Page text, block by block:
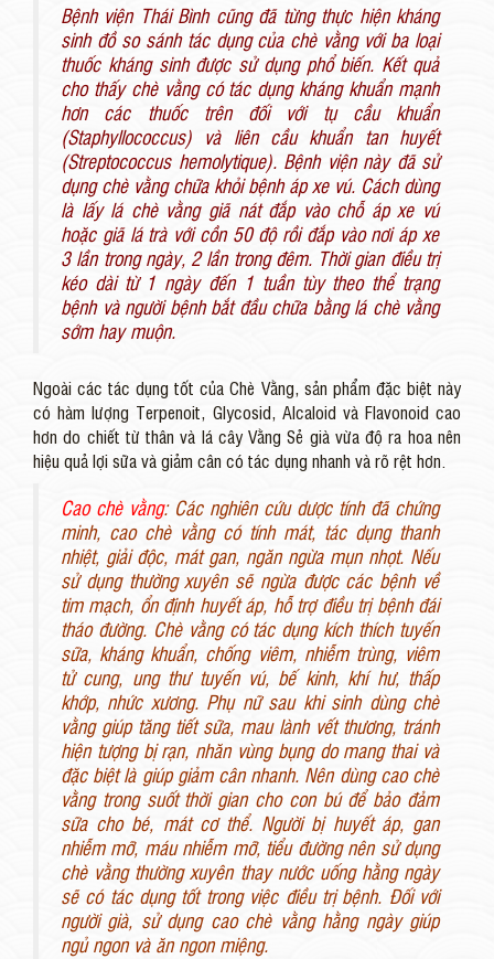
Bệnh viện Thái Bình cũng đã từng thực hiện kháng
sinh đồ so sánh tác dụng của chè vằng với ba loại
thuốc kháng sinh được sử dụng phổ biến. Kết quả
cho thấy chè vằng có tác dụng kháng khuẩn mạnh
hơn các thuốc trên đối với tụ cầu khuẩn
(Staphyllococcus) và liên cầu khuẩn tan huyết
(Streptococcus hemolytique). Bệnh viện này đã sử
dụng chè vằng chữa khỏi bệnh áp xe vú. Cách dùng
là lấy lá chè vằng giã nát đắp vào chỗ áp xe vú
hoặc giã lá trà với cồn 50 độ rồi đắp vào nơi áp xe
3 lần trong ngày, 2 lần trong đêm. Thời gian điều trị
kéo dài từ 1 ngày đến 1 tuần tùy theo thể trạng
bệnh và người bệnh bắt đầu chữa bằng lá chè vằng
sớm hay muộn.
Ngoài các tác dụng tốt của Chè Vằng, sản phẩm đặc biệt này
có hàm lượng Terpenoit, Glycosid, Alcaloid và Flavonoid cao
hơn do chiết từ thân và lá cây Vằng Sẻ già vừa độ ra hoa nên
hiệu quả lợi sữa và giảm cân có tác dụng nhanh và rõ rệt hơn.
Cao chè vằng: Các nghiên cứu dược tính đã chứng
minh, cao chè vằng có tính mát, tác dụng thanh
nhiệt, giải độc, mát gan, ngăn ngừa mụn nhọt. Nếu
sử dụng thường xuyên sẽ ngừa được các bệnh về
tim mạch, ổn định huyết áp, hỗ trợ điều trị bệnh đái
tháo đường. Chè vằng có tác dụng kích thích tuyến
sữa, kháng khuẩn, chống viêm, nhiễm trùng, viêm
tử cung, ung thư tuyến vú, bế kinh, khí hư, thấp
khớp, nhức xương. Phụ nữ sau khi sinh dùng chè
vằng giúp tăng tiết sữa, mau lành vết thương, tránh
hiện tượng bị rạn, nhăn vùng bụng do mang thai và
đặc biệt là giúp giảm cân nhanh. Nên dùng cao chè
vằng trong suốt thời gian cho con bú để bảo đảm
sữa cho bé, mát cơ thể. Người bị huyết áp, gan
nhiễm mỡ, máu nhiễm mỡ, tiểu đường nên sử dụng
chè vằng thường xuyên thay nước uống hằng ngày
sẽ có tác dụng tốt trong việc điều trị bệnh. Đối với
người già, sử dụng cao chè vằng hằng ngày giúp
ngủ ngon và ăn ngon miệng.